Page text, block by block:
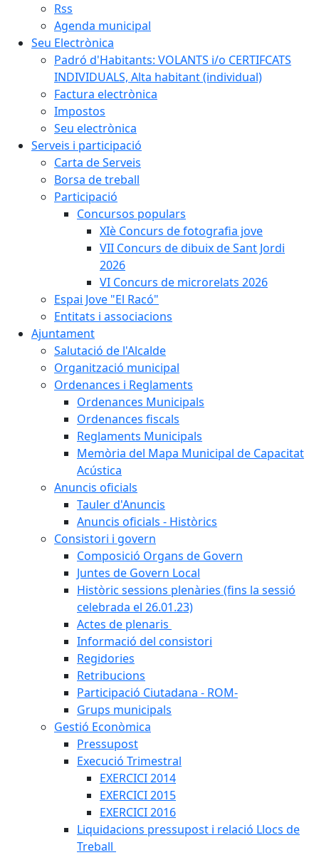
Rss
Agenda municipal
Seu Electrònica
Padró d'Habitants: VOLANTS i/o CERTIFCATS
INDIVIDUALS, Alta habitant (individual)
Factura electrònica
Impostos
Seu electrònica
Serveis i participació
Carta de Serveis
Borsa de treball
Participació
Concursos populars
XIè Concurs de fotografia jove
VII Concurs de dibuix de Sant Jordi
2026
VI Concurs de microrelats 2026
Espai Jove "El Racó"
Entitats i associacions
Ajuntament
Salutació de l'Alcalde
Organització municipal
Ordenances i Reglaments
Ordenances Municipals
Ordenances fiscals
Reglaments Municipals
Memòria del Mapa Municipal de Capacitat
Acústica
Anuncis oficials
Tauler d'Anuncis
Anuncis oficials - Històrics
Consistori i govern
Composició Organs de Govern
Juntes de Govern Local
Històric sessions plenàries (fins la sessió
celebrada el 26.01.23)
Actes de plenaris
Informació del consistori
Regidories
Retribucions
Participació Ciutadana - ROM-
Grups municipals
Gestió Econòmica
Pressupost
Execució Trimestral
EXERCICI 2014
EXERCICI 2015
EXERCICI 2016
Liquidacions pressupost i relació Llocs de
Treball